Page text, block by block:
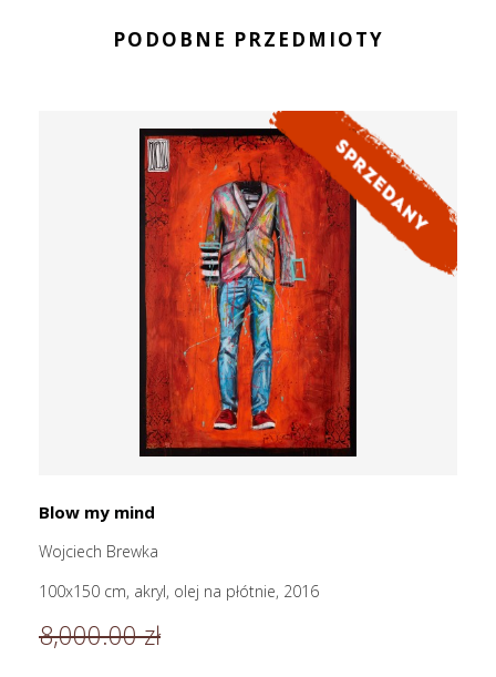
PODOBNE PRZEDMIOTY
Blow my mind
Wojciech Brewka
100x150 cm, akryl, olej na płótnie, 2016
8,000.00 zł